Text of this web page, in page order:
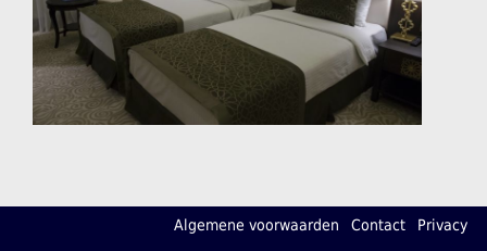
Algemene voorwaarden Contact Privacy